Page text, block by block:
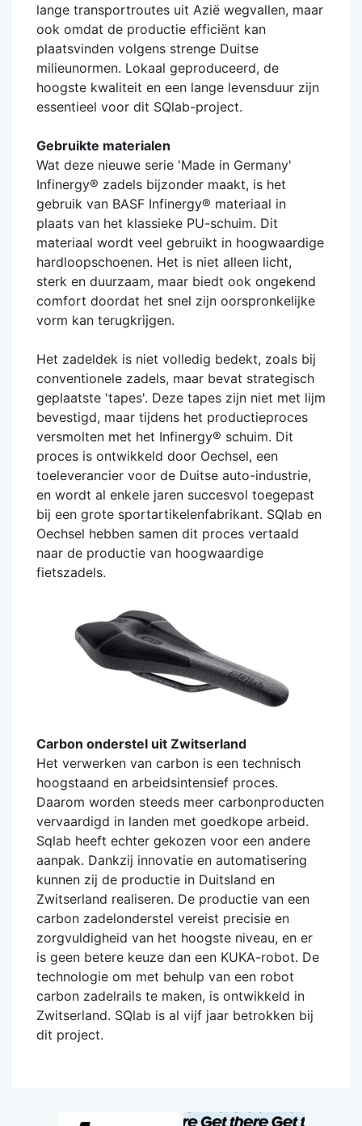
lange transportroutes uit Azië wegvallen, maar
ook omdat de productie efficiënt kan
plaatsvinden volgens strenge Duitse
milieunormen. Lokaal geproduceerd, de
hoogste kwaliteit en een lange levensduur zijn
essentieel voor dit SQlab-project.
Gebruikte materialen
Wat deze nieuwe serie 'Made in Germany'
Infinergy® zadels bijzonder maakt, is het
gebruik van BASF Infinergy® materiaal in
plaats van het klassieke PU-schuim. Dit
materiaal wordt veel gebruikt in hoogwaardige
hardloopschoenen. Het is niet alleen licht,
sterk en duurzaam, maar biedt ook ongekend
comfort doordat het snel zijn oorspronkelijke
vorm kan terugkrijgen.
Het zadeldek is niet volledig bedekt, zoals bij
conventionele zadels, maar bevat strategisch
geplaatste 'tapes'. Deze tapes zijn niet met lijm
bevestigd, maar tijdens het productieproces
versmolten met het Infinergy® schuim. Dit
proces is ontwikkeld door Oechsel, een
toeleverancier voor de Duitse auto-industrie,
en wordt al enkele jaren succesvol toegepast
bij een grote sportartikelenfabrikant. SQlab en
Oechsel hebben samen dit proces vertaald
naar de productie van hoogwaardige
fietszadels.
Carbon onderstel uit Zwitserland
Het verwerken van carbon is een technisch
hoogstaand en arbeidsintensief proces.
Daarom worden steeds meer carbonproducten
vervaardigd in landen met goedkope arbeid.
Sqlab heeft echter gekozen voor een andere
aanpak. Dankzij innovatie en automatisering
kunnen zij de productie in Duitsland en
Zwitserland realiseren. De productie van een
carbon zadelonderstel vereist precisie en
zorgvuldigheid van het hoogste niveau, en er
is geen betere keuze dan een KUKA-robot. De
technologie om met behulp van een robot
carbon zadelrails te maken, is ontwikkeld in
Zwitserland. SQlab is al vijf jaar betrokken bij
dit project.